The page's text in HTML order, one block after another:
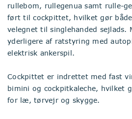
rullebom, rullegenua samt rulle-
ført til cockpittet, hvilket gør
velegnet til singlehanded sejlads.
yderligere af ratstyring med
elektrisk ankerspil.
Cockpittet er indrettet med fast
bimini og cockpitkaleche, hvilket
for læ, tørvejr og skygge.